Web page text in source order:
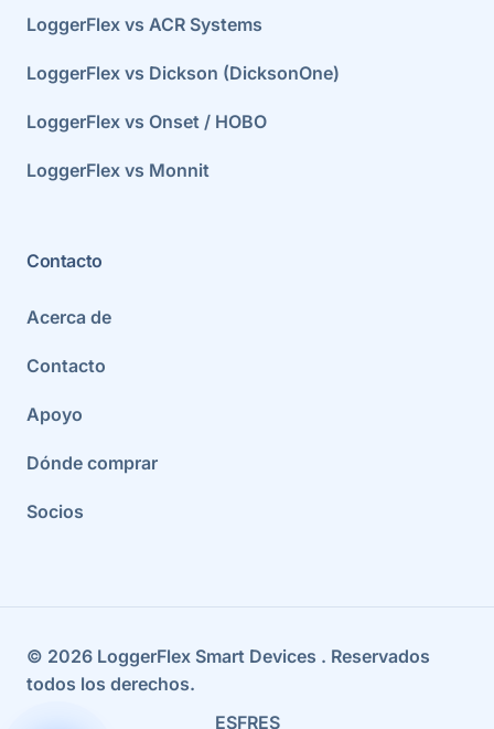
LoggerFlex vs ACR Systems
LoggerFlex vs Dickson (DicksonOne)
LoggerFlex vs Onset / HOBO
LoggerFlex vs Monnit
Contacto
Acerca de
Contacto
Apoyo
Dónde comprar
Socios
© 2026 LoggerFlex Smart Devices . Reservados
todos los derechos.
ESFRES